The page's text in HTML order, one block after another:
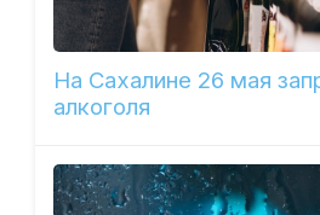
На Сахалине 26 мая
алкоголя